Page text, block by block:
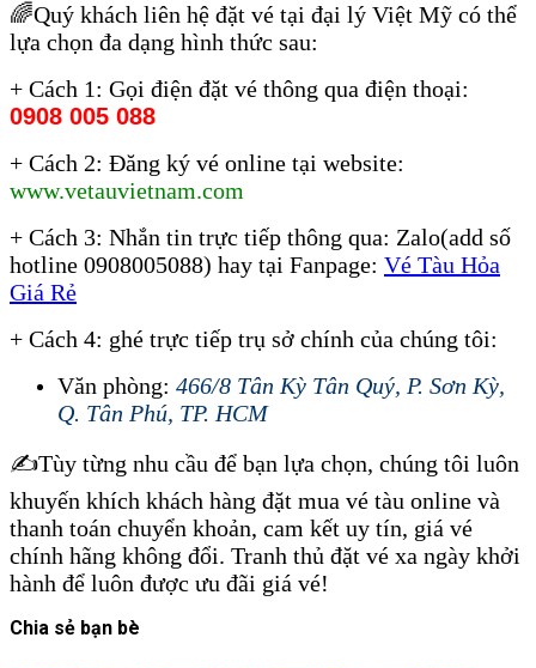
🌈Quý khách liên hệ đặt vé tại đại lý Việt Mỹ có thể
lựa chọn đa dạng hình thức sau:
+ Cách 1: Gọi điện đặt vé thông qua điện thoại:
0908 005 088
+ Cách 2: Đăng ký vé online tại website:
www.vetauvietnam.com
+ Cách 3: Nhắn tin trực tiếp thông qua: Zalo(add số
hotline 0908005088) hay tại Fanpage: Vé Tàu Hỏa
Giá Rẻ
+ Cách 4: ghé trực tiếp trụ sở chính của chúng tôi:
Văn phòng: 466/8 Tân Kỳ Tân Quý, P. Sơn Kỳ,
Q. Tân Phú, TP. HCM
✍️Tùy từng nhu cầu để bạn lựa chọn, chúng tôi luôn
khuyến khích khách hàng đặt mua vé tàu online và
thanh toán chuyển khoản, cam kết uy tín, giá vé
chính hãng không đổi. Tranh thủ đặt vé xa ngày khởi
hành để luôn được ưu đãi giá vé!
Chia sẻ bạn bè